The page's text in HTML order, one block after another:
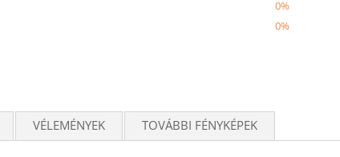
0%
0%
VÉLEMÉNYEK TOVÁBBI FÉNYKÉPEK